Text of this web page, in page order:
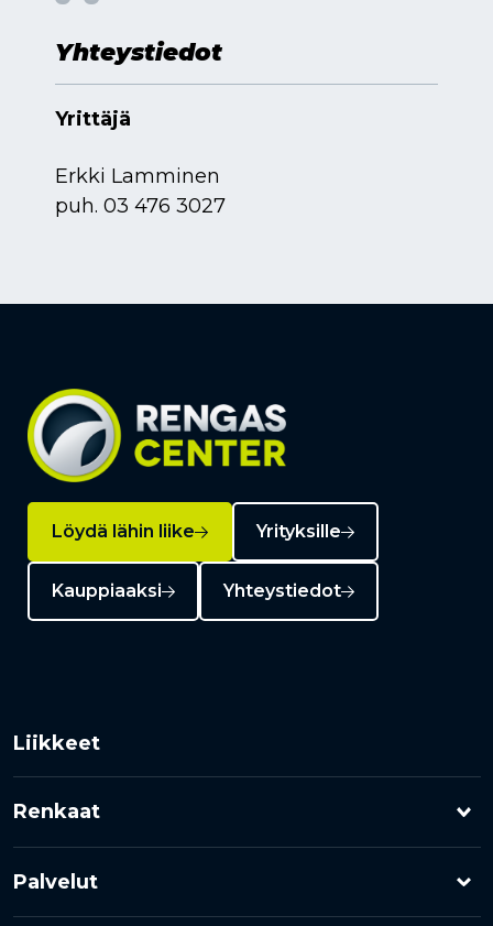
Yhteystiedot
Yrittäjä
Erkki Lamminen
puh. 03 476 3027
Löydä lähin liike Yrityksille
Kauppiaaksi Yhteystiedot
Liikkeet
Renkaat
Henkilöauton renkaat
Palvelut